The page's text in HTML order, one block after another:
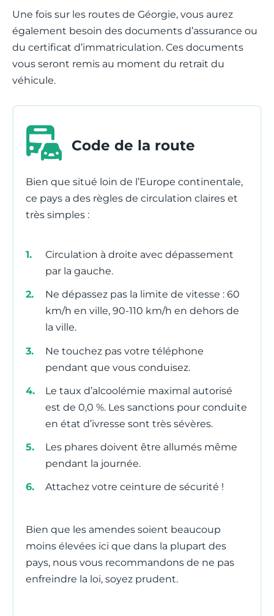
Une fois sur les routes de Géorgie, vous aurez
également besoin des documents d’assurance ou
du certificat d’immatriculation. Ces documents
vous seront remis au moment du retrait du
véhicule.
Code de la route
Bien que situé loin de l’Europe continentale,
ce pays a des règles de circulation claires et
très simples :
Circulation à droite avec dépassement
par la gauche.
Ne dépassez pas la limite de vitesse : 60
km/h en ville, 90-110 km/h en dehors de
la ville.
Ne touchez pas votre téléphone
pendant que vous conduisez.
Le taux d’alcoolémie maximal autorisé
est de 0,0 %. Les sanctions pour conduite
en état d’ivresse sont très sévères.
Les phares doivent être allumés même
pendant la journée.
Attachez votre ceinture de sécurité !
Bien que les amendes soient beaucoup
moins élevées ici que dans la plupart des
pays, nous vous recommandons de ne pas
enfreindre la loi, soyez prudent.